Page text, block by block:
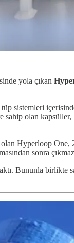
yola çıkan
sistemleri
sahip olan
Hyperloop One,
sonra
Bununla birlikte